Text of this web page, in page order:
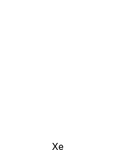
Xe